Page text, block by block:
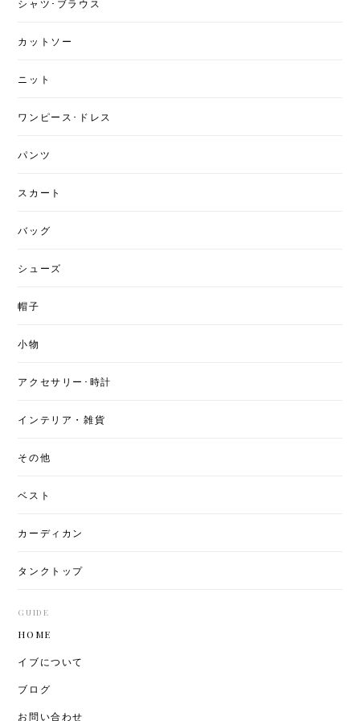
シャツ･ブラウス
カットソー
ニット
ワンピース･ドレス
パンツ
スカート
バッグ
シューズ
帽子
小物
アクセサリー･時計
インテリア・雑貨
その他
ベスト
カーディカン
タンクトップ
GUIDE
HOME
イブについて
ブログ
お問い合わせ